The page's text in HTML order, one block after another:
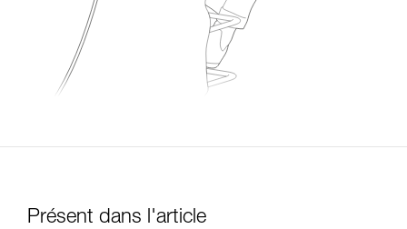
Présent dans l'article